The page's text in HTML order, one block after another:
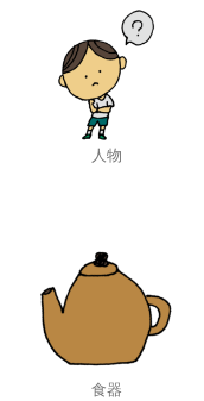
人物
食器